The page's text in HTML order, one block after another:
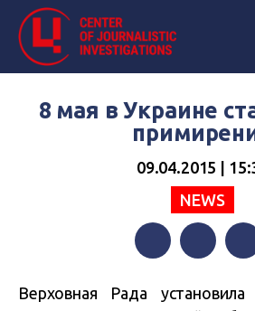
8 мая в Украине
09.04.2015 |
NEWS
Верховная Рада